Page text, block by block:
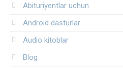
Abituriyentlar uchun
Android dasturlar
Audio kitoblar
Blog